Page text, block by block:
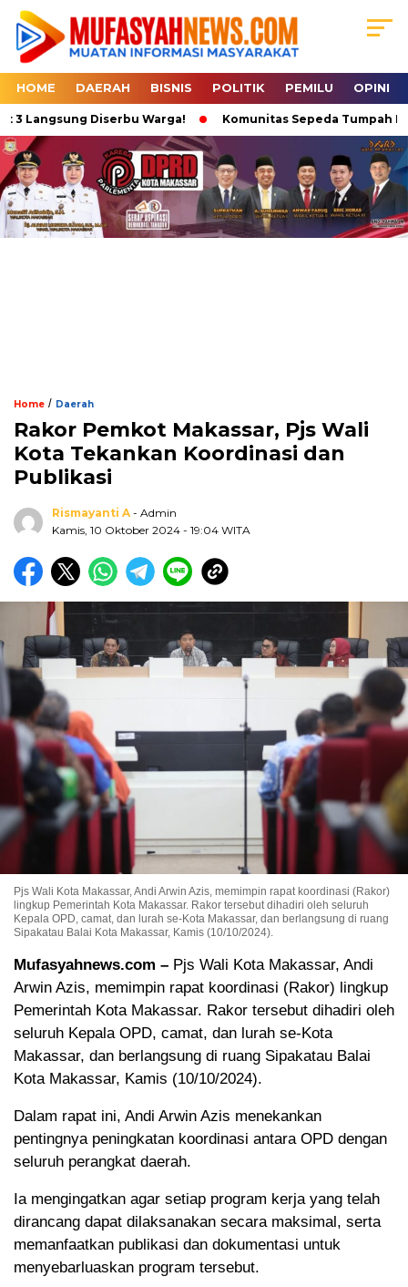
HOME DAERAH BISNIS POLITIK PEMILU OPINI
Langsung Diserbu Warga! Komunitas Sepeda Tumpah
Home / Daerah
Rakor Pemkot Makassar, Pjs Wali
Kota Tekankan Koordinasi dan
Publikasi
Rismayanti A - Admin
Kamis, 10 Oktober 2024 - 19:04 WITA
Pjs Wali Kota Makassar, Andi Arwin Azis, memimpin rapat koordinasi (Rakor)
lingkup Pemerintah Kota Makassar. Rakor tersebut dihadiri oleh seluruh
Kepala OPD, camat, dan lurah se-Kota Makassar, dan berlangsung di ruang
Sipakatau Balai Kota Makassar, Kamis (10/10/2024).
Mufasyahnews.com – Pjs Wali Kota Makassar, Andi
Arwin Azis, memimpin rapat koordinasi (Rakor) lingkup
Pemerintah Kota Makassar. Rakor tersebut dihadiri oleh
seluruh Kepala OPD, camat, dan lurah se-Kota
Makassar, dan berlangsung di ruang Sipakatau Balai
Kota Makassar, Kamis (10/10/2024).
Dalam rapat ini, Andi Arwin Azis menekankan
pentingnya peningkatan koordinasi antara OPD dengan
seluruh perangkat daerah.
Ia mengingatkan agar setiap program kerja yang telah
dirancang dapat dilaksanakan secara maksimal, serta
memanfaatkan publikasi dan dokumentasi untuk
menyebarluaskan program tersebut.